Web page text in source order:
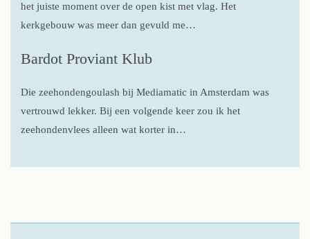
het juiste moment over de open kist met vlag. Het
kerkgebouw was meer dan gevuld me…
Bardot Proviant Klub
Die zeehondengoulash bij Mediamatic in Amsterdam was
vertrouwd lekker. Bij een volgende keer zou ik het
zeehondenvlees alleen wat korter in…